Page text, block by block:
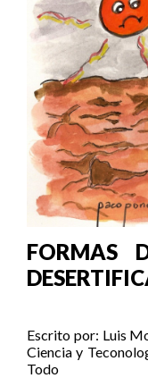
FORMAS
Escrito por: Luis
Ciencia y
Todo